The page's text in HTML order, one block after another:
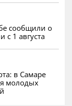
сообщили о
1 августа
в Самаре
молодых